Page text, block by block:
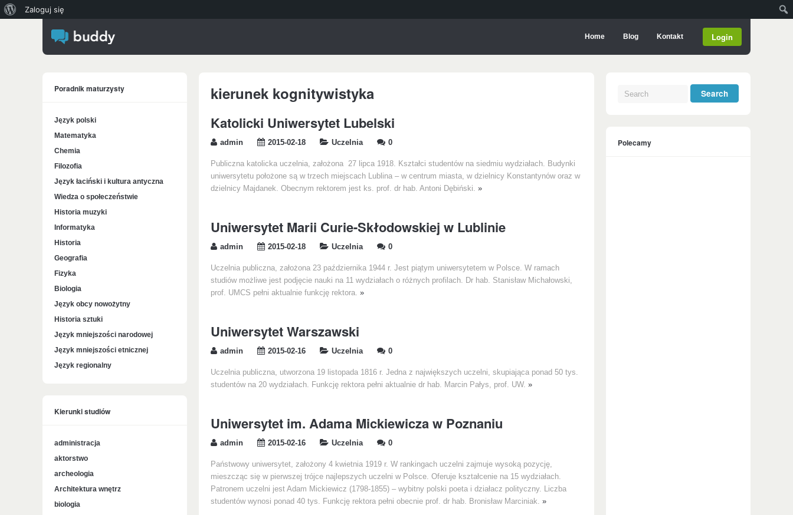
Home Blog Kontakt Login
kierunek kognitywistyka
Katolicki Uniwersytet Lubelski
admin 2015-02-18 Uczelnia 0
Publiczna katolicka uczelnia, założona 27 lipca 1918. Kształci studentów na siedmiu wydziałach. Budynki
uniwersytetu położone są w trzech miejscach Lublina – w centrum miasta, w dzielnicy Konstantynów oraz w
dzielnicy Majdanek. Obecnym rektorem jest ks. prof. dr hab. Antoni Dębiński. »
Uniwersytet Marii Curie-Skłodowskiej w Lublinie
admin 2015-02-18 Uczelnia 0
Uczelnia publiczna, założona 23 października 1944 r. Jest piątym uniwersytetem w Polsce. W ramach
studiów możliwe jest podjęcie nauki na 11 wydziałach o różnych profilach. Dr hab. Stanisław Michałowski,
prof. UMCS pełni aktualnie funkcję rektora. »
Uniwersytet Warszawski
admin 2015-02-16 Uczelnia 0
Uczelnia publiczna, utworzona 19 listopada 1816 r. Jedna z największych uczelni, skupiająca ponad 50 tys.
studentów na 20 wydziałach. Funkcję rektora pełni aktualnie dr hab. Marcin Pałys, prof. UW. »
Uniwersytet im. Adama Mickiewicza w Poznaniu
admin 2015-02-16 Uczelnia 0
Państwowy uniwersytet, założony 4 kwietnia 1919 r. W rankingach uczelni zajmuje wysoką pozycję,
mieszcząc się w pierwszej trójce najlepszych uczelni w Polsce. Oferuje kształcenie na 15 wydziałach.
Patronem uczelni jest Adam Mickiewicz (1798-1855) – wybitny polski poeta i działacz polityczny. Liczba
studentów wynosi ponad 40 tys. Funkcję rektora pełni obecnie prof. dr hab. Bronisław Marciniak. »
Poradnik maturzysty
Język polski
Matematyka
Chemia
Filozofia
Język łaciński i kultura antyczna
Wiedza o społeczeństwie
Historia muzyki
Informatyka
Historia
Geografia
Fizyka
Biologia
Język obcy nowożytny
Historia sztuki
Język mniejszości narodowej
Język mniejszości etnicznej
Język regionalny
Kierunki studiów
administracja
aktorstwo
archeologia
Architektura wnętrz
biologia
Polecamy
WordPressie
Zaloguj się